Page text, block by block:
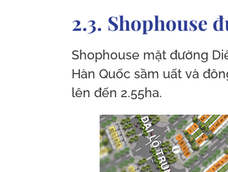
2.3. Shophouse
Shophouse mặt đường
Hàn Quốc sầm uất và
lên đến 2.55ha.